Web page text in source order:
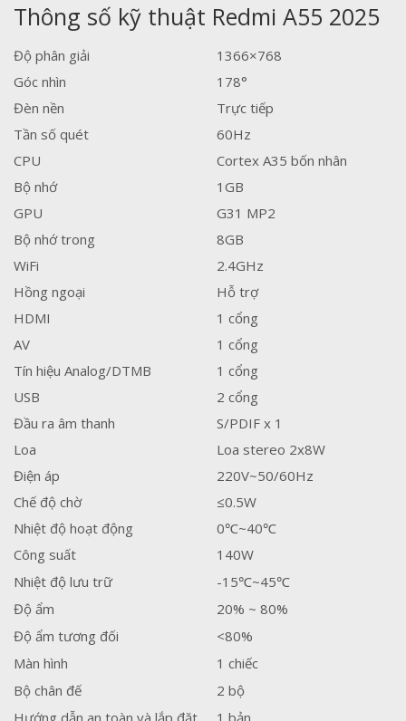
Thông số kỹ thuật Redmi A55 2025
Độ phân giải
1366×768
Góc nhìn
178°
Đèn nền
Trực tiếp
Tần số quét
60Hz
CPU
Cortex A35 bốn nhân
Bộ nhớ
1GB
GPU
G31 MP2
Bộ nhớ trong
8GB
WiFi
2.4GHz
Hồng ngoại
Hỗ trợ
HDMI
1 cổng
AV
1 cổng
Tín hiệu Analog/DTMB
1 cổng
USB
2 cổng
Đầu ra âm thanh
S/PDIF x 1
Loa
Loa stereo 2x8W
Điện áp
220V~50/60Hz
Chế độ chờ
≤0.5W
Nhiệt độ hoạt động
0℃~40℃
Công suất
140W
Nhiệt độ lưu trữ
-15℃~45℃
Độ ẩm
20% ~ 80%
Độ ẩm tương đối
<80%
Màn hình
1 chiếc
Bộ chân đế
2 bộ
Hướng dẫn an toàn và lắp đặt
1 bản